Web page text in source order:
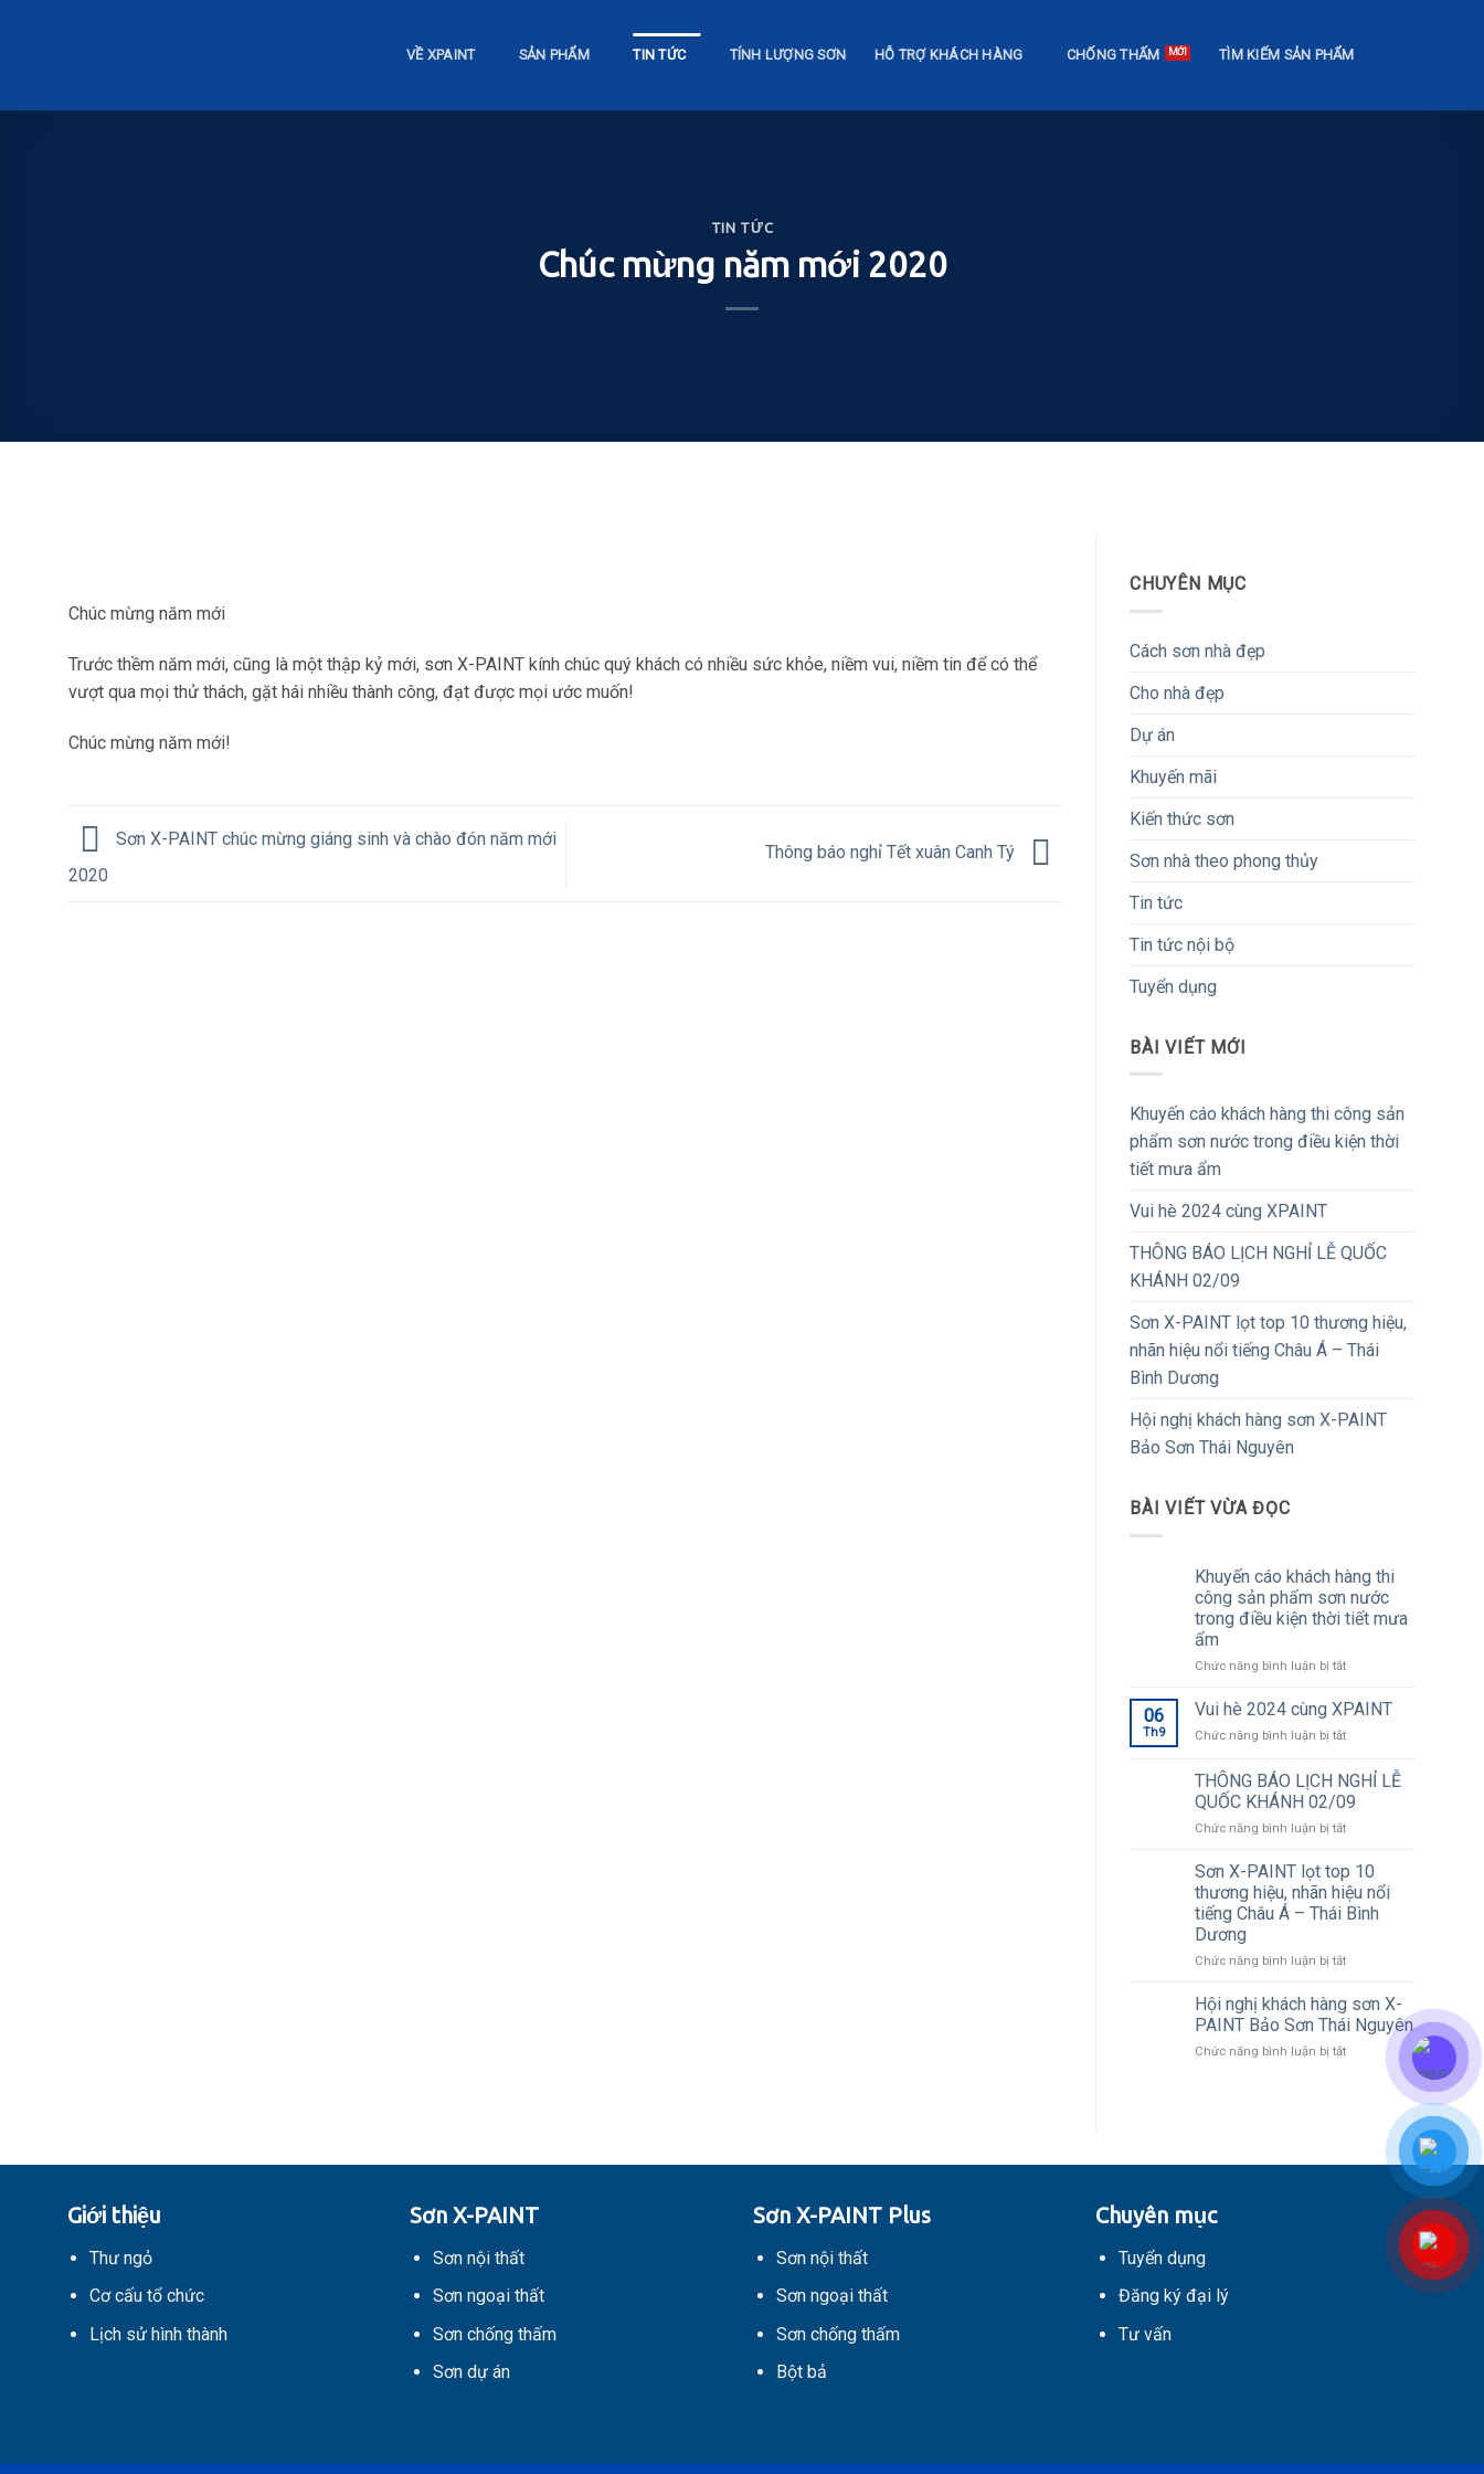
VỀ XPAINT SẢN PHẨM TIN TỨC TÍNH LƯỢNG SƠN HỖ TRỢ KHÁCH HÀNG CHỐNG THẤM TÌM KIẾM SẢN PHẨM
TIN TỨC
Chúc mừng năm mới 2020
Chúc mừng năm mới
Trước thềm năm mới, cũng là một thập kỷ mới, sơn X-PAINT kính chúc quý khách có nhiều sức khỏe, niềm vui, niềm tin để có thể
vượt qua mọi thử thách, gặt hái nhiều thành công, đạt được mọi ước muốn!
Chúc mừng năm mới!
Sơn X-PAINT chúc mừng giáng sinh và chào đón năm mới
2020
Thông báo nghỉ Tết xuân Canh Tý
CHUYÊN MỤC
Cách sơn nhà đẹp
Cho nhà đẹp
Dự án
Khuyến mãi
Kiến thức sơn
Sơn nhà theo phong thủy
Tin tức
Tin tức nội bộ
Tuyển dụng
BÀI VIẾT MỚI
Khuyến cáo khách hàng thi công sản
phẩm sơn nước trong điều kiện thời
tiết mưa ẩm
Vui hè 2024 cùng XPAINT
THÔNG BÁO LỊCH NGHỈ LỄ QUỐC
KHÁNH 02/09
Sơn X-PAINT lọt top 10 thương hiệu,
nhãn hiệu nổi tiếng Châu Á – Thái
Bình Dương
Hội nghị khách hàng sơn X-PAINT
Bảo Sơn Thái Nguyên
BÀI VIẾT VỪA ĐỌC
Khuyến cáo khách hàng thi
công sản phẩm sơn nước
trong điều kiện thời tiết mưa
ẩm
Chức năng bình luận bị tắtở
cáo
hàng
công
sản
sơn
trong
điều
kiện
mưa
06
Th9
Vui hè 2024 cùng XPAINT
Chức năng bình luận bị tắtở
hè
2024
cùng
XPAINT
THÔNG BÁO LỊCH NGHỈ LỄ
QUỐC KHÁNH 02/09
Chức năng bình luận bị tắtở
BÁO
LỊCH
NGHỈ
LỄ
KHÁNH
Sơn X-PAINT lọt top 10
thương hiệu, nhãn hiệu nổi
tiếng Châu Á – Thái Bình
Dương
Chức năng bình luận bị tắtở
X-
PAINT
lọt
top
nổi
Hội nghị khách hàng sơn X-
PAINT Bảo Sơn Thái Nguyên
Chức năng bình luận bị tắtở
X-
Nguyên
Giới thiệu
Thư ngỏ
Cơ cấu tổ chức
Lịch sử hình thành
Sơn X-PAINT
Sơn nội thất
Sơn ngoại thất
Sơn chống thấm
Sơn dự án
Sơn X-PAINT Plus
Sơn nội thất
Sơn ngoại thất
Sơn chống thấm
Bột bả
Chuyên mục
Tuyển dụng
Đăng ký đại lý
Tư vấn